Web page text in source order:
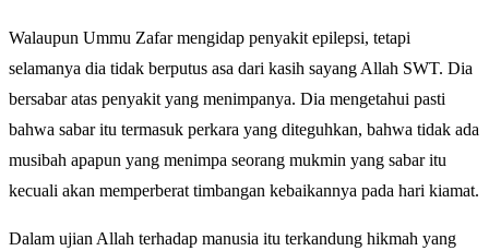
Walaupun Ummu Zafar mengidap penyakit epilepsi, tetapi
selamanya dia tidak berputus asa dari kasih sayang Allah SWT. Dia
bersabar atas penyakit yang menimpanya. Dia mengetahui pasti
bahwa sabar itu termasuk perkara yang diteguhkan, bahwa tidak ada
musibah apapun yang menimpa seorang mukmin yang sabar itu
kecuali akan memperberat timbangan kebaikannya pada hari kiamat.
Dalam ujian Allah terhadap manusia itu terkandung hikmah yang